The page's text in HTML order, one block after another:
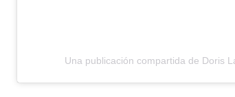
Una publicación compartida de Doris